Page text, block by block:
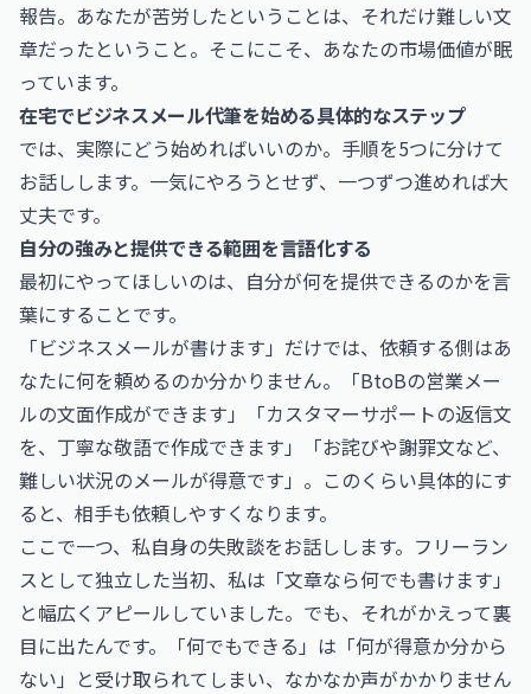
報告。あなたが苦労したということは、それだけ難しい文
章だったということ。そこにこそ、あなたの市場価値が眠
っています。
在宅でビジネスメール代筆を始める具体的なステップ
では、実際にどう始めればいいのか。手順を5つに分けて
お話しします。一気にやろうとせず、一つずつ進めれば大
丈夫です。
自分の強みと提供できる範囲を言語化する
最初にやってほしいのは、自分が何を提供できるのかを言
葉にすることです。
「ビジネスメールが書けます」だけでは、依頼する側はあ
なたに何を頼めるのか分かりません。「BtoBの営業メー
ルの文面作成ができます」「カスタマーサポートの返信文
を、丁寧な敬語で作成できます」「お詫びや謝罪文など、
難しい状況のメールが得意です」。このくらい具体的にす
ると、相手も依頼しやすくなります。
ここで一つ、私自身の失敗談をお話しします。フリーラン
スとして独立した当初、私は「文章なら何でも書けます」
と幅広くアピールしていました。でも、それがかえって裏
目に出たんです。「何でもできる」は「何が得意か分から
ない」と受け取られてしまい、なかなか声がかかりません